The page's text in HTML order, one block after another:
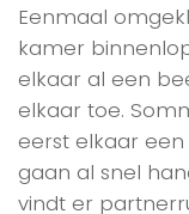
Eenmaal
kamer
elkaar al een
elkaar toe.
eerst elkaar
gaan al snel
vindt er